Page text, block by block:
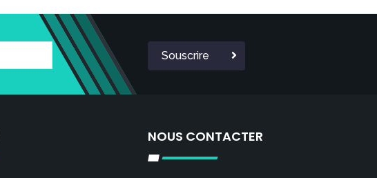
Souscrire
NOUS CONTACTER